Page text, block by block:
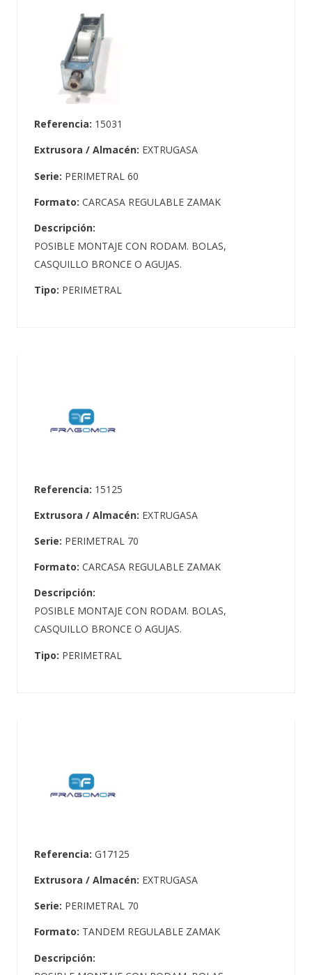
Referencia: 15031
Extrusora / Almacén: EXTRUGASA
Serie: PERIMETRAL 60
Formato: CARCASA REGULABLE ZAMAK
Descripción:
POSIBLE MONTAJE CON RODAM. BOLAS,
CASQUILLO BRONCE O AGUJAS.
Tipo: PERIMETRAL
Referencia: 15125
Extrusora / Almacén: EXTRUGASA
Serie: PERIMETRAL 70
Formato: CARCASA REGULABLE ZAMAK
Descripción:
POSIBLE MONTAJE CON RODAM. BOLAS,
CASQUILLO BRONCE O AGUJAS.
Tipo: PERIMETRAL
Referencia: G17125
Extrusora / Almacén: EXTRUGASA
Serie: PERIMETRAL 70
Formato: TANDEM REGULABLE ZAMAK
Descripción: